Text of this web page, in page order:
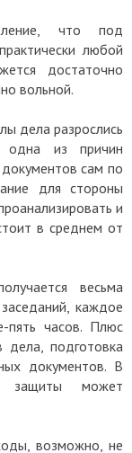
что под
любой
достаточно
вольной.
дела разрослись
из причин
сам по
для стороны
и
в среднем от
весьма
каждое
пять часов. Плюс
дела, подготовка
документов. В
защиты может
возможно, не